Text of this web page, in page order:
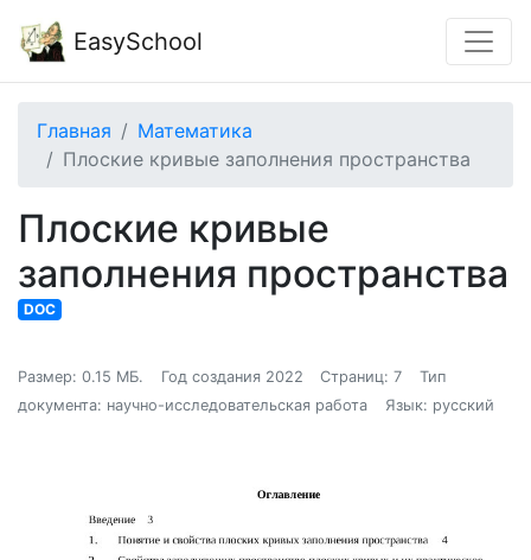
EasySchool
Главная
Математика
Плоские кривые заполнения пространства
Плоские кривые
заполнения пространства
DOC
Размер: 0.15 МБ. Год создания 2022 Страниц: 7
Тип
документа: научно-исследовательская работа
Язык: русский